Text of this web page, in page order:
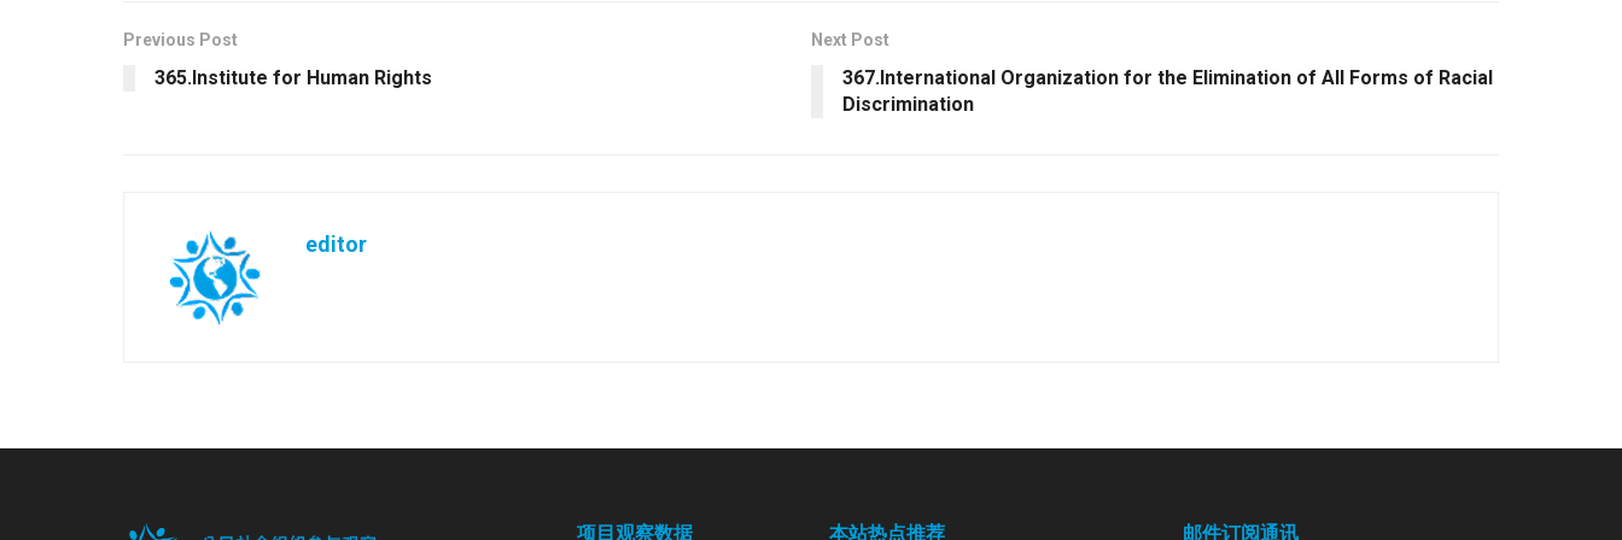
Previous Post
365.Institute for Human Rights
Next Post
367.International Organization for the Elimination of All Forms of Racial
Discrimination
editor
项目观察数据 本站热点推荐 邮件订阅通讯